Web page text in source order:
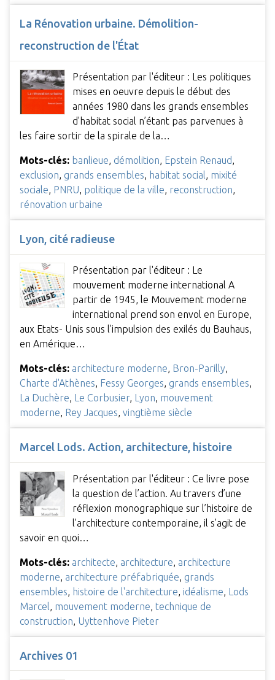
La Rénovation urbaine. Démolition-
reconstruction de l'État
Présentation par l'éditeur : Les politiques
mises en oeuvre depuis le début des
années 1980 dans les grands ensembles
d'habitat social n’étant pas parvenues à
les faire sortir de la spirale de la…
Mots-clés: banlieue, démolition, Epstein Renaud,
exclusion, grands ensembles, habitat social, mixité
sociale, PNRU, politique de la ville, reconstruction,
rénovation urbaine
Lyon, cité radieuse
Présentation par l'éditeur : Le
mouvement moderne international A
partir de 1945, le Mouvement moderne
international prend son envol en Europe,
aux Etats- Unis sous l’impulsion des exilés du Bauhaus,
en Amérique…
Mots-clés: architecture moderne, Bron-Parilly,
Charte d'Athènes, Fessy Georges, grands ensembles,
La Duchère, Le Corbusier, Lyon, mouvement
moderne, Rey Jacques, vingtième siècle
Marcel Lods. Action, architecture, histoire
Présentation par l'éditeur : Ce livre pose
la question de l’action. Au travers d’une
réflexion monographique sur l’histoire de
l’architecture contemporaine, il s’agit de
savoir en quoi…
Mots-clés: architecte architecture architecture
moderne architecture préfabriquée grands
ensembles
histoire de l'architecture idéalisme Lods
Marcel
mouvement moderne technique de
construction Uyttenhove Pieter
Archives 01